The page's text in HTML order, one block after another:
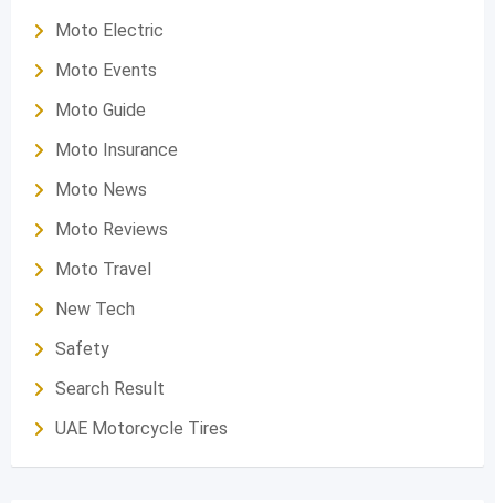
Moto Electric
Moto Events
Moto Guide
Moto Insurance
Moto News
Moto Reviews
Moto Travel
New Tech
Safety
Search Result
UAE Motorcycle Tires